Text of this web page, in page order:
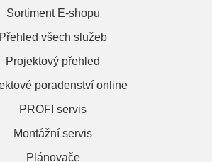
Sortiment E-shopu
Přehled všech služeb
Projektový přehled
poradenství online
PROFI servis
Montážní servis
Plánovače